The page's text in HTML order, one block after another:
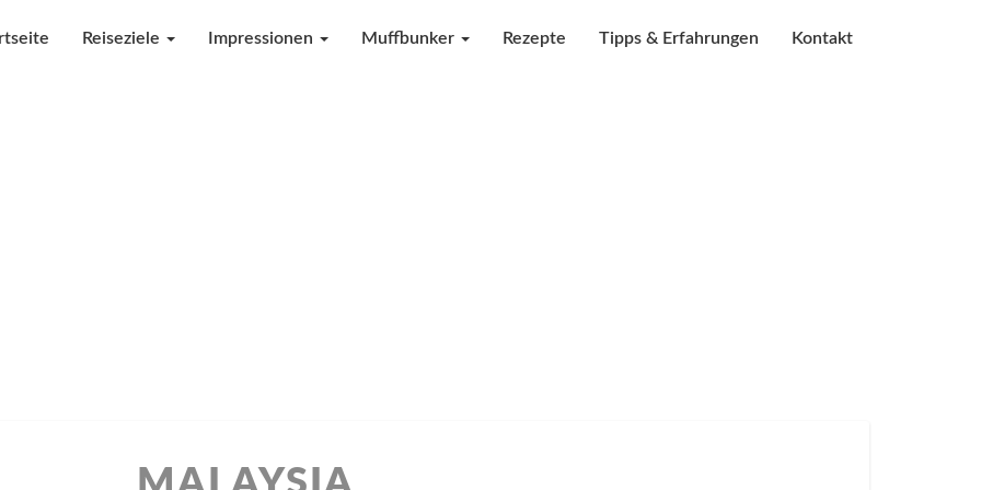
Reiseziele Impressionen Muffbunker Rezepte Tipps & Erfahrungen Kontakt